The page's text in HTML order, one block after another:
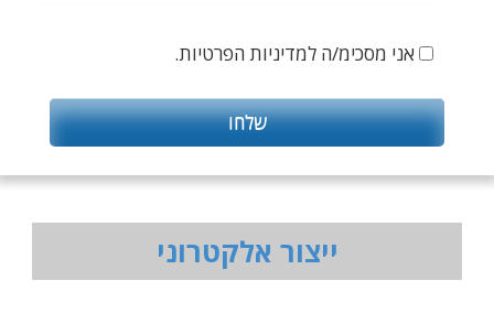
אני מסכימ/ה למדיניות הפרטיות.
ייצור אלקטרוני